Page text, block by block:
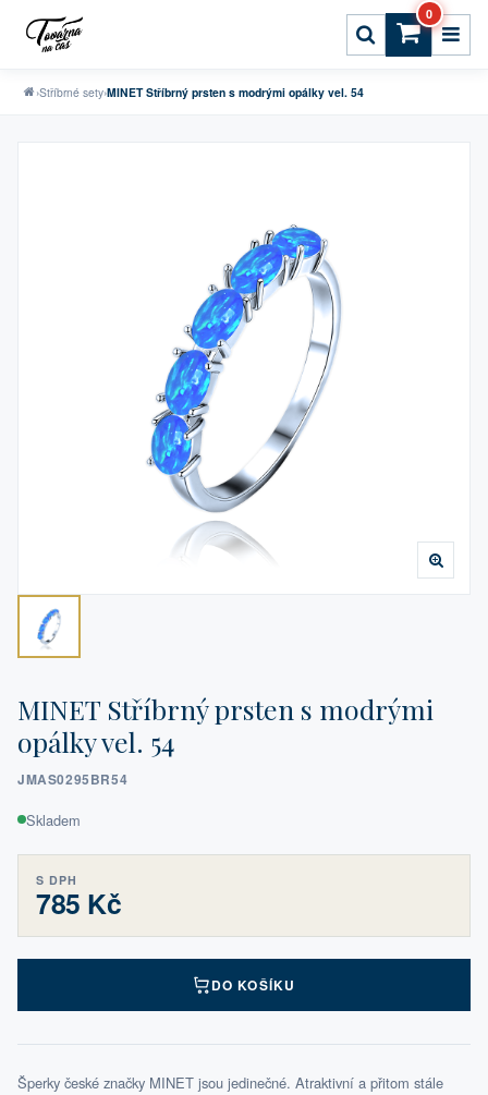
0
›Stříbrné sety›MINET Stříbrný prsten s modrými opálky vel. 54
MINET Stříbrný prsten s modrými
opálky vel. 54
JMAS0295BR54
Skladem
S DPH
785 Kč
DO KOŠÍKU
Šperky české značky MINET jsou jedinečné. Atraktivní a přitom stále